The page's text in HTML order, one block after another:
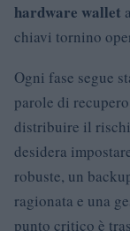
hardware wallet
chiavi tornino
Ogni fase segue
parole di
distribuire il
desidera
robuste, un
ragionata e una
punto critico è